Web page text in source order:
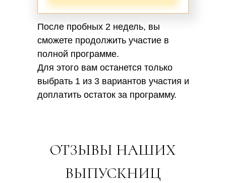
После пробных 2 недель, вы
сможете продолжить участие в
полной программе.
Для этого вам останется только
выбрать 1 из 3 вариантов участия и
доплатить остаток за программу.
ОТЗЫВЫ НАШИХ
ВЫПУСКНИЦ